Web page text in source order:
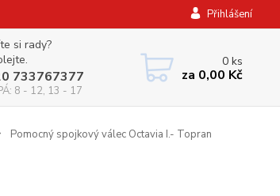
Přihlášení
si rady?
733767377
8 - 12, 13 - 17
0 ks
za 0,00 Kč
Pomocný spojkový válec Octavia I.- Topran